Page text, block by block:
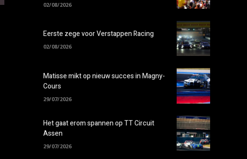
02/08/2026
Eerste zege voor Verstappen Racing
02/08/2026
Matisse mikt op nieuw succes in Magny-
Cours
29/07/2026
Het gaat erom spannen op TT Circuit
Assen
29/07/2026